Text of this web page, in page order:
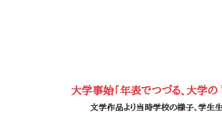
大学事始「年表でつづる、大学の
文学作品より当時学校の様子、学生